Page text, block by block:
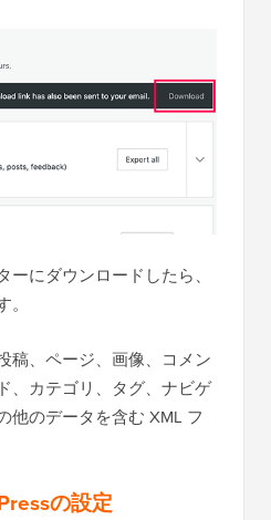
にダウンロードしたら、
稿、ページ、画像、コメン
、カテゴリ、タグ、ナビゲ
他のデータを含む XML フ
の設定